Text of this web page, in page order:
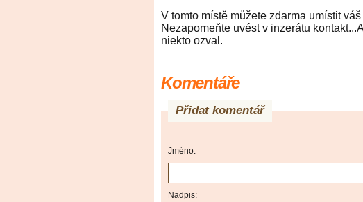
V tomto místě můžete zdarma umístit váš
Nezapomeňte uvést v inzerátu
niekto ozval.
Komentáře
Přidat komentář
Jméno:
Nadpis: